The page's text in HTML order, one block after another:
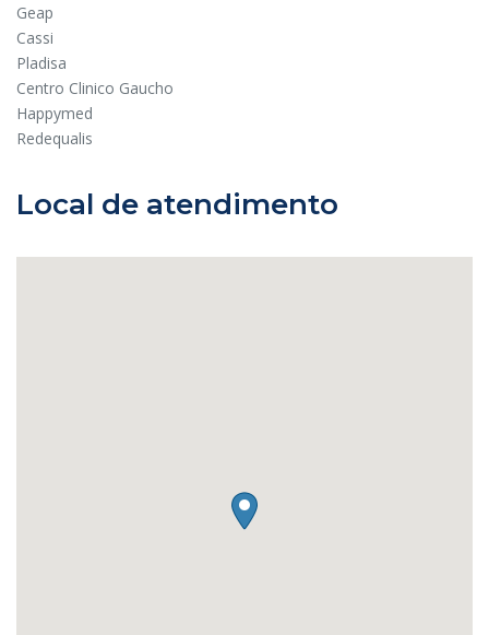
Geap
Cassi
Pladisa
Centro Clinico Gaucho
Happymed
Redequalis
Local de atendimento